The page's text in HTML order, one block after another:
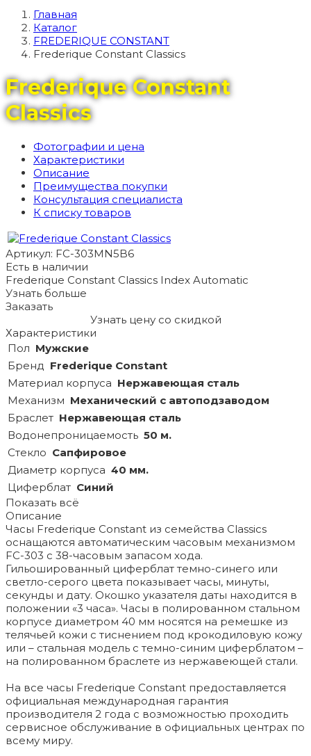
Главная
Каталог
FREDERIQUE CONSTANT
Frederique Constant Classics
Frederique Constant
Classics
Фотографии и цена
Характеристики
Описание
Преимущества покупки
Консультация специалиста
К списку товаров
Артикул: FC-303MN5B6
Есть в наличии
Frederique Constant Classics Index Automatic
Узнать больше
Заказать
Узнать цену со скидкой
Характеристики
Пол Мужские
Бренд Frederique Constant
Материал корпуса Hержавеющая сталь
Механизм Механический с автоподзаводом
Браслет Hержавеющая сталь
Водонепроницаемость 50 м.
Стекло Сапфировое
Диаметр корпуса 40 мм.
Циферблат Синий
Показать всё
Описание
Часы Frederique Constant из семейства Classics
оснащаются автоматическим часовым механизмом
FC-303 с 38-часовым запасом хода.
Гильошированный циферблат темно-синего или
светло-серого цвета показывает часы, минуты,
секунды и дату. Окошко указателя даты находится в
положении «3 часа». Часы в полированном стальном
корпусе диаметром 40 мм носятся на ремешке из
телячьей кожи с тиснением под крокодиловую кожу
или – стальная модель с темно-синим циферблатом –
на полированном браслете из нержавеющей стали.
На все часы Frederique Constant предоставляется
официальная международная гарантия
производителя 2 года с возможностью проходить
сервисное обслуживание в официальных центрах по
всему миру.